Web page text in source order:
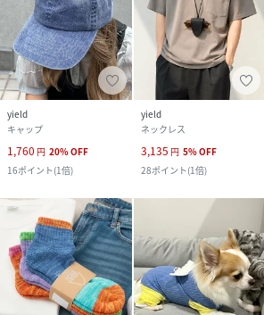
yield
キャップ
1,760 円 20%OFF
16ポイント(1倍)
yield
ネックレス
3,135 円 5%OFF
28ポイント(1倍)